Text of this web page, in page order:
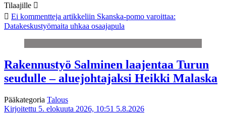
Tilaajille
Ei kommentteja artikkeliin Skanska-pomo varoittaa:
Datakeskustyömaita uhkaa osaajapula
Rakennustyö Salminen laajentaa Turun
seudulle – aluejohtajaksi Heikki Malaska
Pääkategoria Talous
Kirjoitettu 5. elokuuta 2026, 10:51 5.8.2026